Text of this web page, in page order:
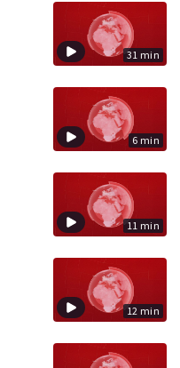
31 min
6 min
11 min
12 min